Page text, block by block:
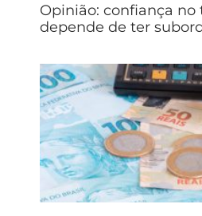
Opinião: confiança no
depende de ter